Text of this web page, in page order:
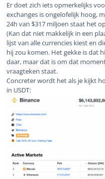
Er doet zich iets opmerkelijks
exchanges is ongelofelijk hoog,
24h van $317 miljoen staat het
(Kan dat niet makkelijk in een
lijst van alle currencies kiest en
hij zou komen. Het gekke is dat
daar, maar dat is om dat
vraagteken staat.
Concreter wordt het als je kijkt
in USDT: